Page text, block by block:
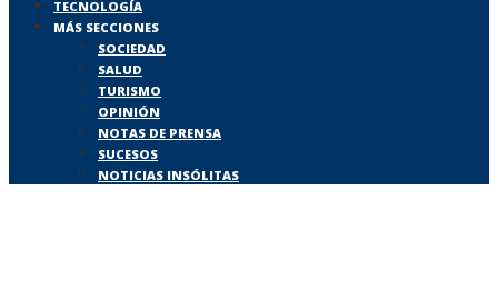
TECNOLOGÍA
MÁS SECCIONES
SOCIEDAD
SALUD
TURISMO
OPINIÓN
NOTAS DE PRENSA
SUCESOS
NOTICIAS INSÓLITAS